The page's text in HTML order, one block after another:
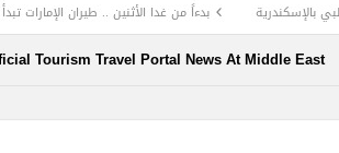
بدءاً من غدا الأثنين .. طيران الإمارات تبدأ في
Tourism Travel Portal News At Middle East